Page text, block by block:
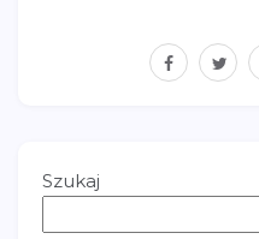
facebook
twitter
Szukaj